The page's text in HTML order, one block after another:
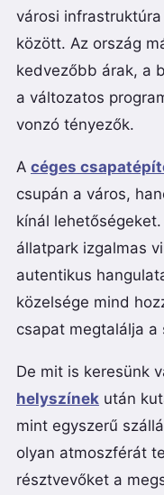
városi
között. Az ország
kedvezőbb árak, a
a változatos
vonzó tényezők.
A céges
csupán a város,
kínál
állatpark izgalmas
autentikus
közelsége mind
csapat megtalálja
De mit is keresünk
helyszínek után
mint egyszerű
olyan atmoszférát
résztvevőket a